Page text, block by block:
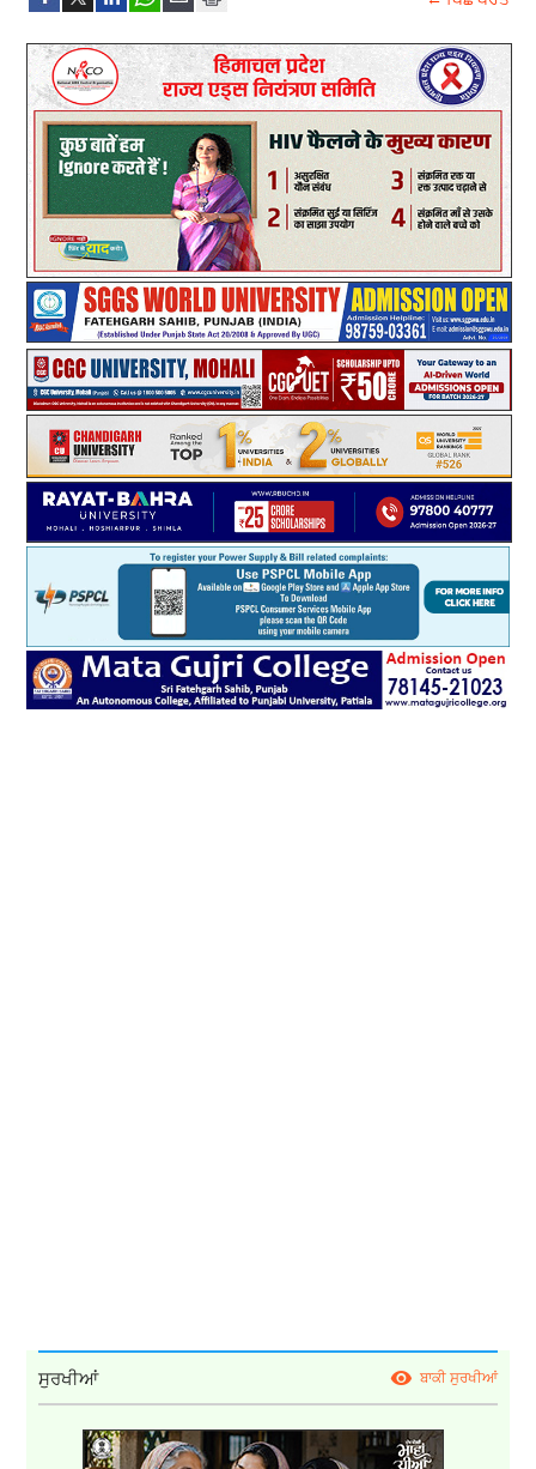
ਸੁਰਖੀਆਂ ਬਾਕੀ ਸੁਰਖੀਆਂ